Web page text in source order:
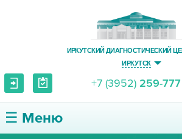
ИРКУТСКИЙ ДИАГНОСТИЧЕСКИЙ
ИРКУТСК
+7 (3952) 259-777
☰ Меню